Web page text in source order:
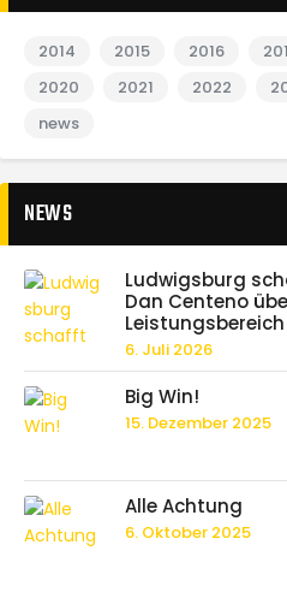
2014 2015 2016
2020
2021 2022
news
NEWS
Ludwigsburg
Dan Centeno
Leistungsbereich
6. Juli 2026
Big Win!
15. Dezember 2025
Alle Achtung
6. Oktober 2025